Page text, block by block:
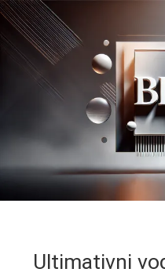
Ultimativni